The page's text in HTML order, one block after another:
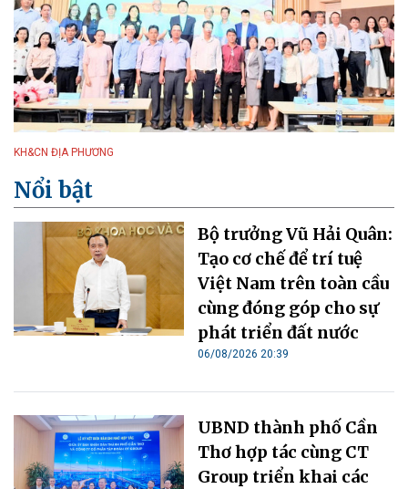
KH&CN ĐỊA PHƯƠNG
Nổi bật
Bộ trưởng Vũ Hải Quân:
Tạo cơ chế để trí tuệ
Việt Nam trên toàn cầu
cùng đóng góp cho sự
phát triển đất nước
06/08/2026 20:39
UBND thành phố Cần
Thơ hợp tác cùng CT
Group triển khai các